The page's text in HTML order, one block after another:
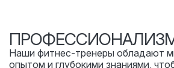
физиологических качеств
(Стаж: 3 лет)
Повышение уровня
Наши фитнес-тренеры обладают
опытом и глубокими знаниями,